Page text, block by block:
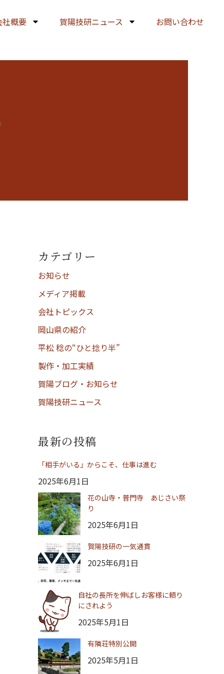
社概要 賀陽技研ニュース お問い合わせ
カテゴリー
お知らせ
メディア掲載
会社トピックス
岡山県の紹介
平松 稔の“ひと捻り半”
製作・加工実績
賀陽ブログ・お知らせ
賀陽技研ニュース
最新の投稿
「相手がいる」からこそ、仕事は進む
2025年6月1日
花の山寺・普門寺 あじさい祭
り
2025年6月1日
賀陽技研の一気通貫
2025年6月1日
自社の長所を伸ばしお客様に頼り
にされよう
2025年5月1日
有隣荘特別公開
2025年5月1日